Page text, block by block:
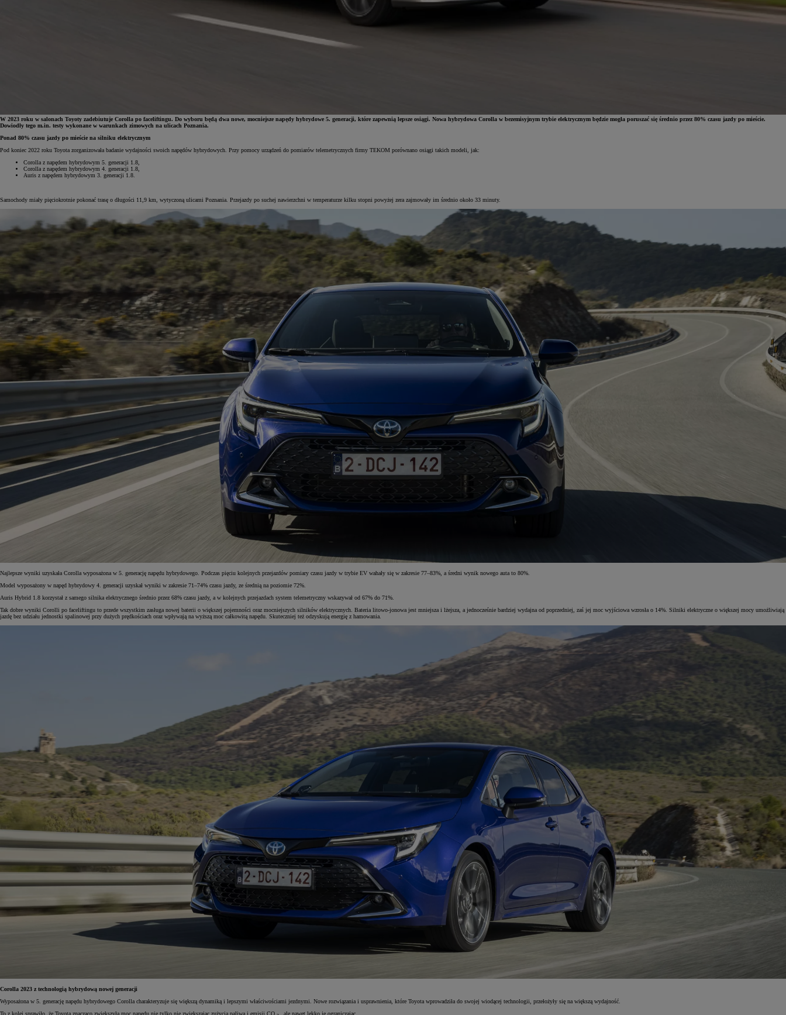
Od81 900 zł
Yaris Cross
HYBRID
W 2023 roku w salonach Toyoty zadebiutuje Corolla po faceliftingu. Do wyboru będą dwa nowe, mocniejsze napędy hybrydowe 5. generacji, które zapewnią lepsze osiągi. Nowa hybrydowa Corolla w bezemisyjnym trybie elektrycznym będzie mogła poruszać się średnio przez 80% czasu jazdy po mieście.
Dowiodły tego m.in. testy wykonane w warunkach zimowych na ulicach Poznania.
Ponad 80% czasu jazdy po mieście na silniku elektrycznym
Pod koniec 2022 roku Toyota zorganizowała badanie wydajności swoich napędów hybrydowych. Przy pomocy urządzeń do pomiarów telemetrycznych firmy TEKOM porównano osiągi takich modeli, jak:
Corolla z napędem hybrydowym 5. generacji 1.8,
Corolla z napędem hybrydowym 4. generacji 1.8,
Auris z napędem hybrydowym 3. generacji 1.8.
Samochody miały pięciokrotnie pokonać trasę o długości 11,9 km, wytyczoną ulicami Poznania. Przejazdy po suchej nawierzchni w temperaturze kilku stopni powyżej zera zajmowały im średnio około 33 minuty.
Najlepsze wyniki uzyskała Corolla wyposażona w 5. generację napędu hybrydowego. Podczas pięciu kolejnych przejazdów pomiary czasu jazdy w trybie EV wahały się w zakresie 77–83%, a średni wynik nowego auta to 80%.
Model wyposażony w napęd hybrydowy 4. generacji uzyskał wyniki w zakresie 71–74% czasu jazdy, ze średnią na poziomie 72%.
Auris Hybrid 1.8 korzystał z samego silnika elektrycznego średnio przez 68% czasu jazdy, a w kolejnych przejazdach system telemetryczny wskazywał od 67% do 71%.
Tak dobre wyniki Corolli po faceliftingu to przede wszystkim zasługa nowej baterii o większej pojemności oraz mocniejszych silników elektrycznych. Bateria litowo-jonowa jest mniejsza i lżejsza, a jednocześnie bardziej wydajna od poprzedniej, zaś jej moc wyjściowa wzrosła o 14%. Silniki elektryczne o większej mocy umożliwiają
jazdę bez udziału jednostki spalinowej przy dużych prędkościach oraz wpływają na wyższą moc całkowitą napędu. Skuteczniej też odzyskują energię z hamowania.
Corolla 2023 z technologią hybrydową nowej generacji
Wyposażona w 5. generację napędu hybrydowego Corolla charakteryzuje się większą dynamiką i lepszymi właściwościami jezdnymi. Nowe rozwiązania i usprawnienia, które Toyota wprowadziła do swojej wiodącej technologii, przełożyły się na większą wydajność.